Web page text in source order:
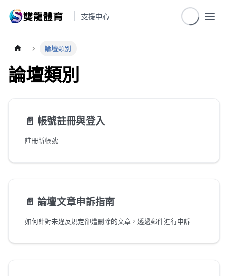
支援中心
論壇類別
論壇類別
📄️ 帳號註冊與登入
註冊新帳號
📄️ 論壇文章申訴指南
如何針對未違反規定卻遭刪除的文章，透過郵件進行申訴